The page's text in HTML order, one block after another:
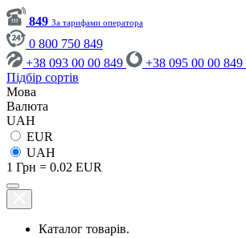
849 За тарифами оператора
0 800 750 849
+38 093 00 00 849
+38 095 00 00 849
Підбір сортів
Мова
Валюта
UAH
EUR
UAH
1 Грн = 0.02 EUR
Каталог товарів.